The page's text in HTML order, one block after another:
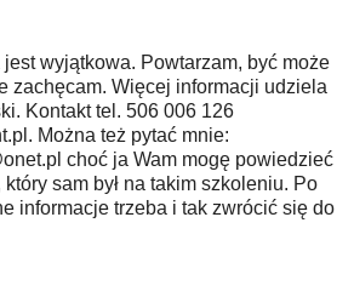
wyjątkowa. Powtarzam, być może
zachęcam. Więcej informacji udziela
Kontakt tel. 506 006 126
Można też pytać mnie:
choć ja Wam mogę powiedzieć
sam był na takim szkoleniu. Po
informacje trzeba i tak zwrócić się do